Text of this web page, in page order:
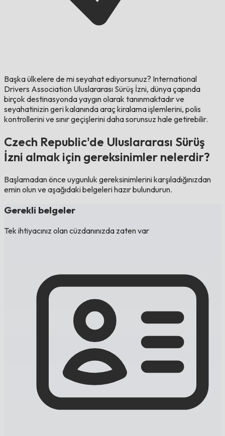
Başka ülkelere de mi seyahat ediyorsunuz? International
Drivers Association Uluslararası Sürüş İzni, dünya çapında
birçok destinasyonda yaygın olarak tanınmaktadır ve
seyahatinizin geri kalanında araç kiralama işlemlerini, polis
kontrollerini ve sınır geçişlerini daha sorunsuz hale getirebilir.
Czech Republic'de Uluslararası Sürüş
İzni almak için gereksinimler nelerdir?
Başlamadan önce uygunluk gereksinimlerini karşıladığınızdan
emin olun ve aşağıdaki belgeleri hazır bulundurun.
Gerekli belgeler
Tek ihtiyacınız olan cüzdanınızda zaten var